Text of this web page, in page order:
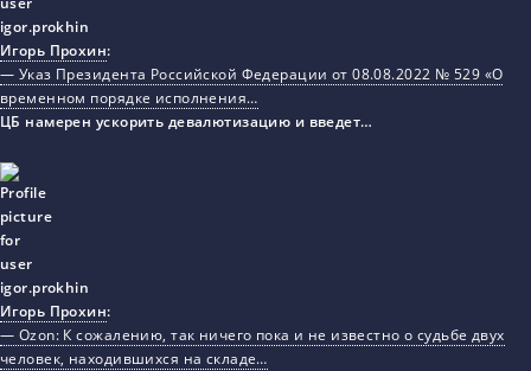
Игорь Прохин:
— Указ Президента Российской Федерации от 08.08.2022 № 529 «О
временном порядке исполнения…
ЦБ намерен ускорить девалютизацию и введет…
Игорь Прохин:
— Ozon: К сожалению, так ничего пока и не известно о судьбе двух
человек, находившихся на складе…